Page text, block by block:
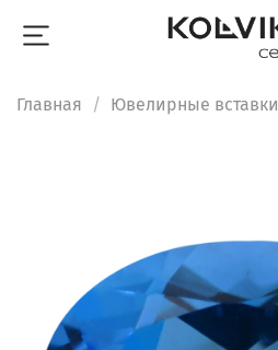
Главная Ювелирные вставки